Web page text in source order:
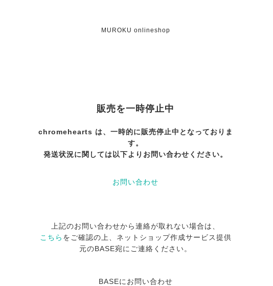
MUROKU onlineshop
販売を一時停止中
chromehearts は、一時的に販売停止中となっておりま
す。
発送状況に関しては以下よりお問い合わせください。
お問い合わせ
上記のお問い合わせから連絡が取れない場合は、
こちら をご確認の上、ネットショップ作成サービス提供
元のBASE宛にご連絡ください。
BASEにお問い合わせ